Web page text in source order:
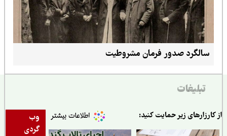
سالگرد صدور فرمان مشروطیت
تبلیغات
وب
گردی
زیر حمایت کنید: